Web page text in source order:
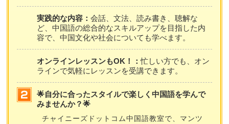
実践的な内容：会話、文法、読み書き、聴解な
ど、中国語の総合的なスキルアップを目指した内
容で、中国文化や社会についても学べます。
オンラインレッスンもOK！：忙しい方でも、オン
ラインで気軽にレッスンを受講できます。
🌟自分に合ったスタイルで楽しく中国語を学んで
みませんか？🌟
チャイニーズドットコム中国語教室で、マンツ